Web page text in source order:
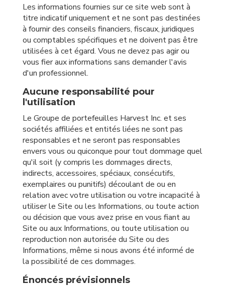
Les informations fournies sur ce site web sont à
titre indicatif uniquement et ne sont pas destinées
à fournir des conseils financiers, fiscaux, juridiques
ou comptables spécifiques et ne doivent pas être
utilisées à cet égard. Vous ne devez pas agir ou
vous fier aux informations sans demander l'avis
d'un professionnel.
Aucune responsabilité pour
l'utilisation
Le Groupe de portefeuilles Harvest Inc. et ses
sociétés affiliées et entités liées ne sont pas
responsables et ne seront pas responsables
envers vous ou quiconque pour tout dommage quel
qu'il soit (y compris les dommages directs,
indirects, accessoires, spéciaux, consécutifs,
exemplaires ou punitifs) découlant de ou en
relation avec votre utilisation ou votre incapacité à
utiliser le Site ou les Informations, ou toute action
ou décision que vous avez prise en vous fiant au
Site ou aux Informations, ou toute utilisation ou
reproduction non autorisée du Site ou des
Informations, même si nous avons été informé de
la possibilité de ces dommages.
Énoncés prévisionnels